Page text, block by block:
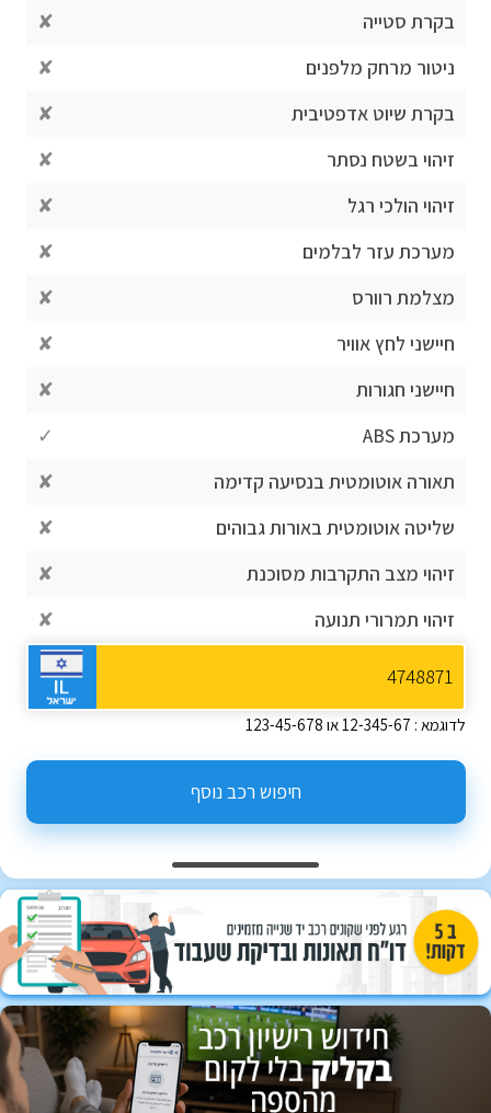
בקרת סטייה
✘
ניטור מרחק מלפנים
✘
בקרת שיוט אדפטיבית
✘
זיהוי בשטח נסתר
✘
זיהוי הולכי רגל
✘
מערכת עזר לבלמים
✘
מצלמת רוורס
✘
חיישני לחץ אוויר
✘
חיישני חגורות
✘
מערכת ABS
✓
תאורה אוטומטית בנסיעה קדימה
✘
שליטה אוטומטית באורות גבוהים
✘
זיהוי מצב התקרבות מסוכנת
✘
זיהוי תמרורי תנועה
✘
לדוגמא : 12-345-67 או 123-45-678
חיפוש רכב נוסף